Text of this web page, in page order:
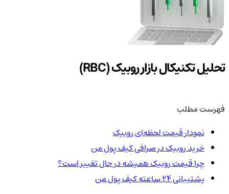
تحلیل تکنیکال بازار روبیک (RBC)
فهرست مطلب
نمودار قیمت لحظه‌ای روبیک
خرید روبیک در صرافی کیف پول من
چرا قیمت روبیک همیشه در حال تغییر است؟
پشتیبانی ۲۴ ساعته کیف پول من